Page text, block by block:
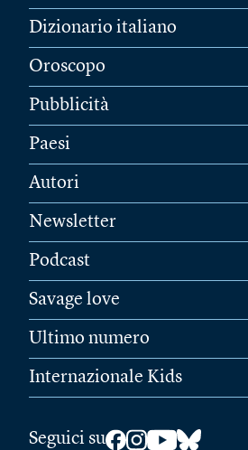
Dizionario italiano
Oroscopo
Pubblicità
Paesi
Autori
Newsletter
Podcast
Savage love
Ultimo numero
Internazionale Kids
Seguici su